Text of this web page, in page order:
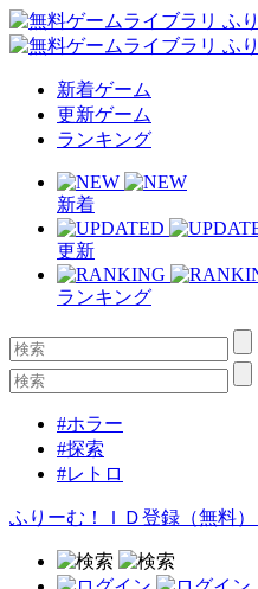
新着ゲーム
更新ゲーム
ランキング
新着
更新
ランキング
#ホラー
#探索
#レトロ
ふりーむ！ＩＤ登録（無料）